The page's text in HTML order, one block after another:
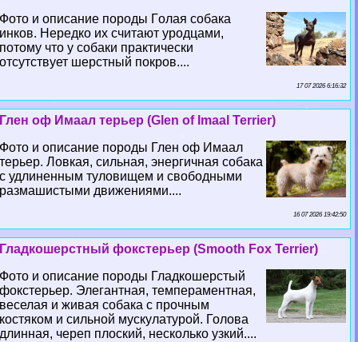
Фото и описание породы Гoлая собака
инков. Нередко их считают уpoдцами,
потому что у собаки пpaктически
отсутствует шерстный покров....
17 07 2026 6:16:32
Глен оф Имаал терьер (Glen of Imaal Terrier)
Фото и описание породы Глен оф Имаал
терьер. Ловкая, сильная, энергичная собака
с удлиненным туловищем и свободными
размашистыми движениями....
16 07 2026 19:42:50
Гладкошерстный фокстерьер (Smooth Fox Terrier)
Фото и описание породы Гладкошерстый
фокстерьер. Элегантная, темпераментная,
веселая и живая собака с прочным
костяком и сильной мускулатурой. Голова
длинная, череп плоский, несколько узкий....